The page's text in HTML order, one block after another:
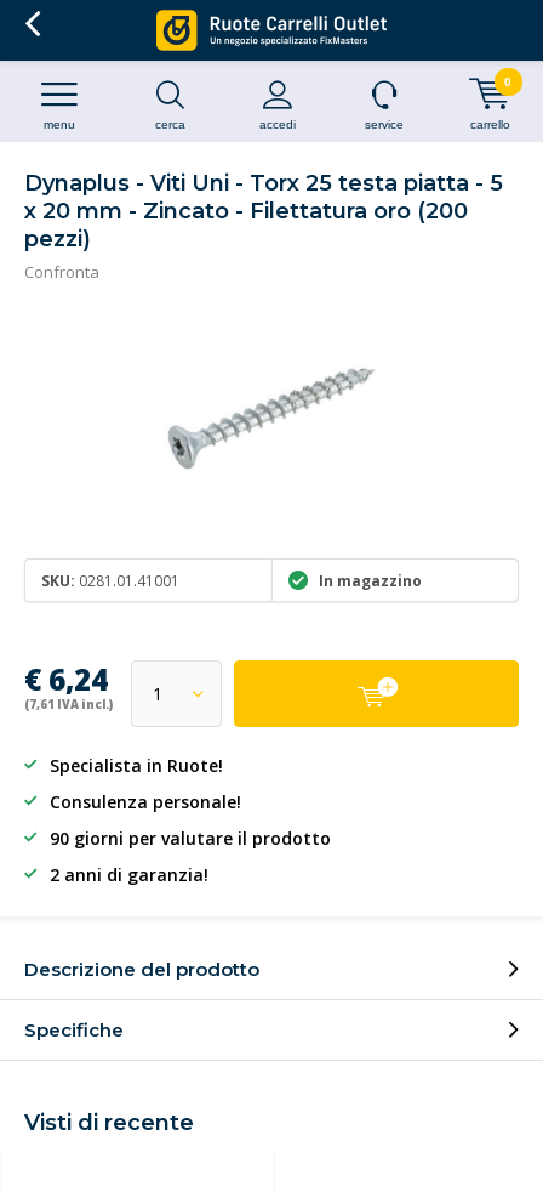
cerca accedi
menu service carrello
0
Dynaplus - Viti Uni - Torx 25 testa piatta - 5
x 20 mm - Zincato - Filettatura oro (200
pezzi)
Confronta
SKU: 0281.01.41001 In magazzino
€ 6,24
(7,61 IVA incl.)
Specialista in Ruote!
Consulenza personale!
90 giorni per valutare il prodotto
2 anni di garanzia!
Descrizione del prodotto
Specifiche
Visti di recente